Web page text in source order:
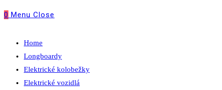
0 Menu Close
Home
Longboardy
Elektrické kolobežky
Elektrické vozidlá